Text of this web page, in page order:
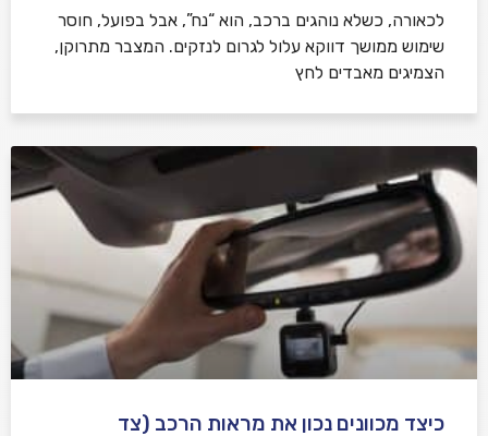
לכאורה, כשלא נוהגים ברכב, הוא “נח”, אבל בפועל, חוסר
שימוש ממושך דווקא עלול לגרום לנזקים. המצבר מתרוקן,
הצמיגים מאבדים לחץ
כיצד מכוונים נכון את מראות הרכב (צד